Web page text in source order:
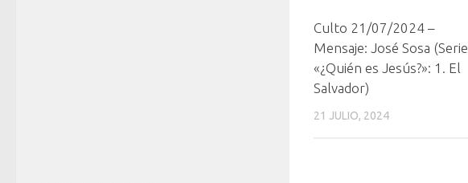
Culto 21/07/2024 –
Mensaje: José Sosa (Serie
«¿Quién es Jesús?»: 1. El
Salvador)
21 JULIO, 2024